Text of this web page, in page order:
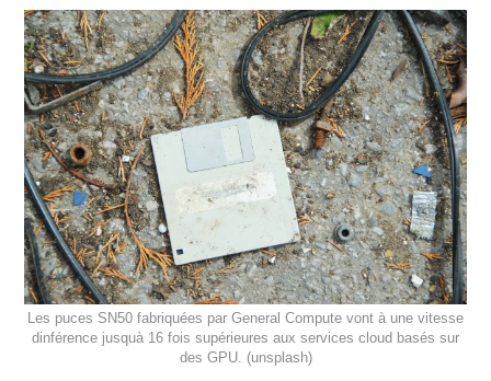
Les puces SN50 fabriquées par General Compute vont à une vitesse
dinférence jusquà 16 fois supérieures aux services cloud basés sur
des GPU. (unsplash)